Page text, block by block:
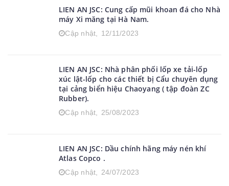
LIEN AN JSC: Cung cấp mũi khoan đá cho Nhà
máy Xi măng tại Hà Nam.
Cập nhật, 12/11/2023
LIEN AN JSC: Nhà phân phối lốp xe tải-lốp
xúc lật-lốp cho các thiết bị Cẩu chuyên dụng
tại cảng biển hiệu Chaoyang ( tập đoàn ZC
Rubber).
Cập nhật, 25/08/2023
LIEN AN JSC: Dầu chính hãng máy nén khí
Atlas Copco .
Cập nhật, 24/07/2023